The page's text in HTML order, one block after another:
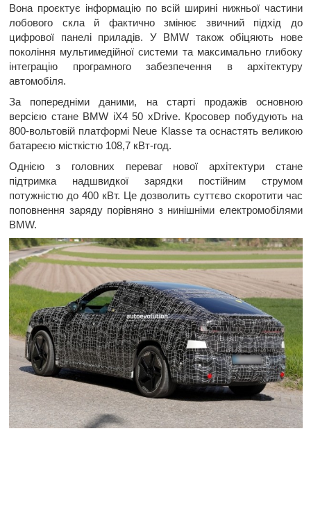
Вона проєктує інформацію по всій ширині нижньої частини
лобового скла й фактично змінює звичний підхід до
цифрової панелі приладів. У BMW також обіцяють нове
покоління мультимедійної системи та максимально глибоку
інтеграцію програмного забезпечення в архітектуру
автомобіля.
За попередніми даними, на старті продажів основною
версією стане BMW iX4 50 xDrive. Кросовер побудують на
800-вольтовій платформі Neue Klasse та оснастять великою
батареєю місткістю 108,7 кВт-год.
Однією з головних переваг нової архітектури стане
підтримка надшвидкої зарядки постійним струмом
потужністю до 400 кВт. Це дозволить суттєво скоротити час
поповнення заряду порівняно з нинішніми електромобілями
BMW.